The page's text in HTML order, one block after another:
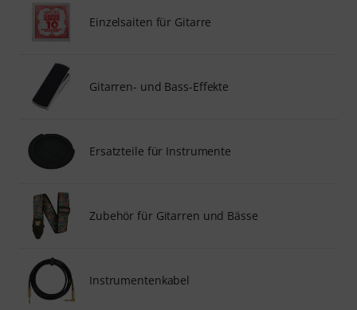
Einzelsaiten für Gitarre
Gitarren- und Bass-Effekte
Ersatzteile für Instrumente
Zubehör für Gitarren und Bässe
Instrumentenkabel